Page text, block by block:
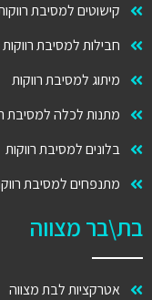
קישוטים למסיבת
חבילות למסיבת רווקות
מיתוג למסיבת רווקות
מתנות לכלה למסיבת
בלונים למסיבת רווקות
מתנפחים למסיבת
בת\בר מצווה
אטרקציות לבת מצווה